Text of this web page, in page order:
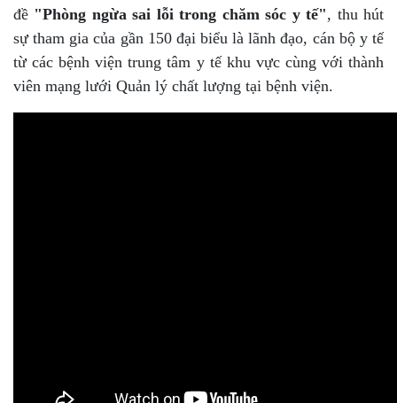
đề "Phòng ngừa sai lỗi trong chăm sóc y tế", thu hút
sự tham gia của gần 150 đại biểu là lãnh đạo, cán bộ y tế
từ các bệnh viện trung tâm y tế khu vực cùng với thành
viên mạng lưới Quản lý chất lượng tại bệnh viện.